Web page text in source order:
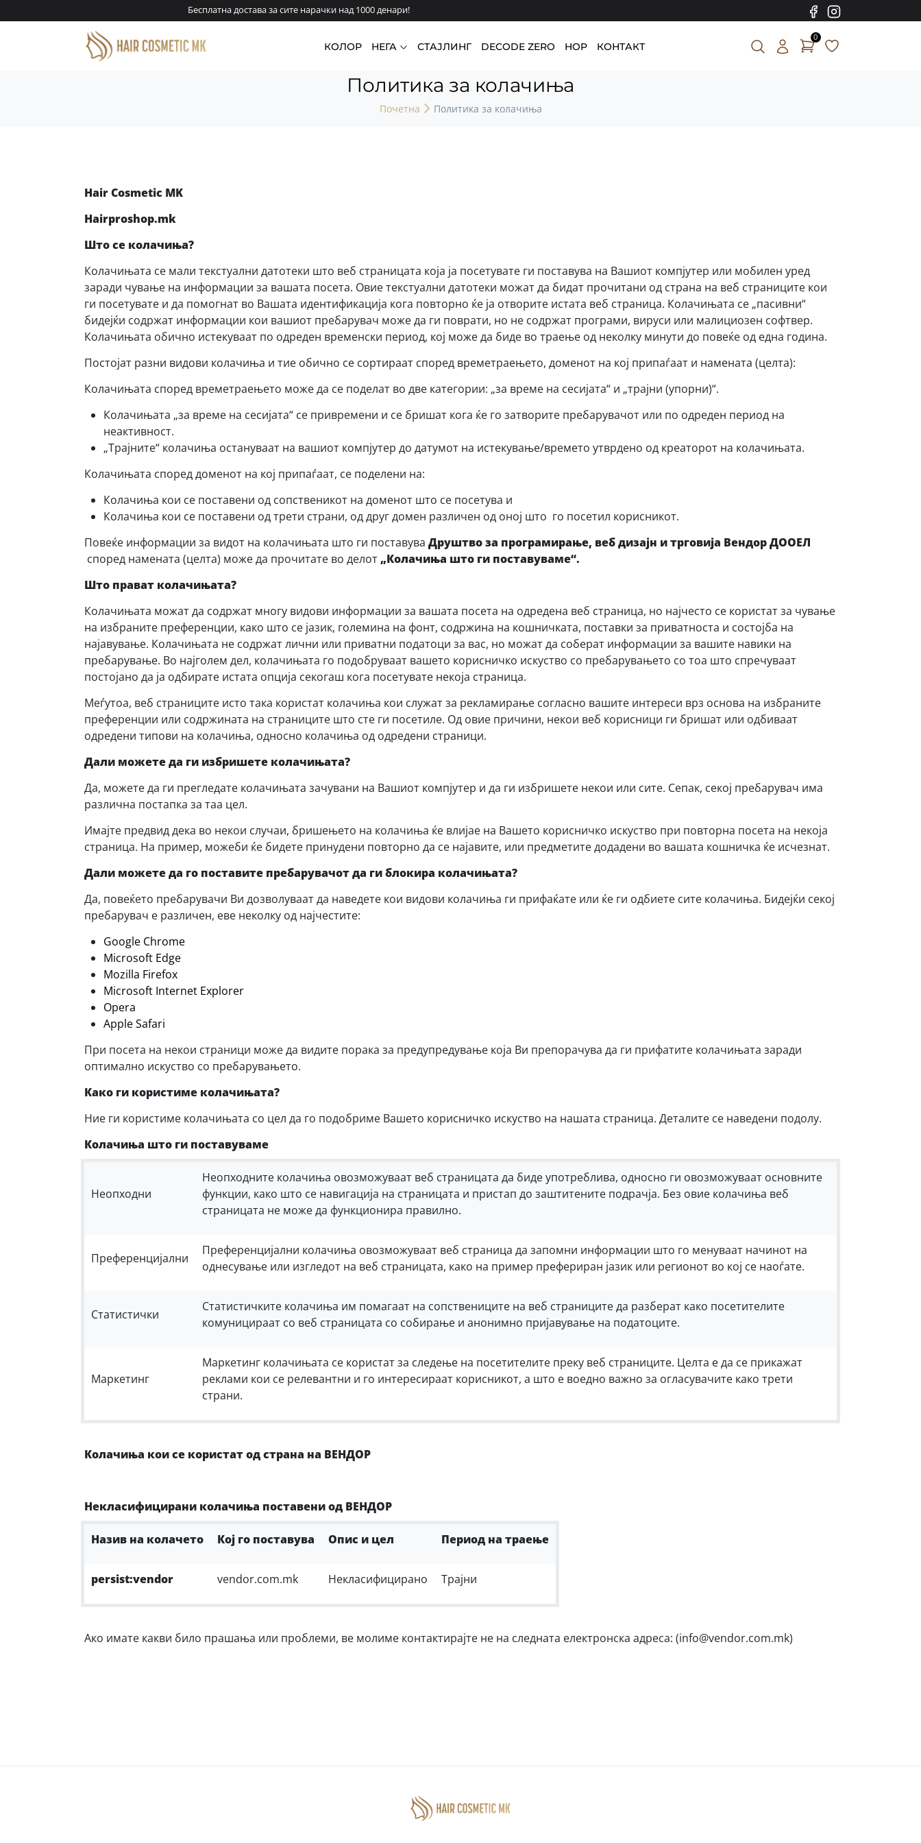
Бесплатна достава за сите нарачки над 1000 денари!
0
КОЛОР НЕГА СТАЈЛИНГ DECODE ZERO HOP КОНТАКТ
Политика за колачиња
Почетна Политика за колачиња
Hair Cosmetic MK
Hairproshop.mk
Што се колачиња?
Колачињата се мали текстуални датотеки што веб страницата која ја посетувате ги поставува на Вашиот компјутер или мобилен уред
заради чување на информации за вашата посета. Овие текстуални датотеки можат да бидат прочитани од страна на веб страниците кои
ги посетувате и да помогнат во Вашата идентификација кога повторно ќе ја отворите истата веб страница. Колачињата се „пасивни“
бидејќи содржат информации кои вашиот пребарувач може да ги поврати, но не содржат програми, вируси или малициозен софтвер.
Колачињата обично истекуваат по одреден временски период, кој може да биде во траење од неколку минути до повеќе од една година.
Постојат разни видови колачиња и тие обично се сортираат според времетраењето, доменот на кој припаѓаат и намената (целта):
Колачињата според времетраењето може да се поделат во две категории: „за време на сесијата“ и „трајни (упорни)“.
Колачињата „за време на сесијата“ се привремени и се бришат кога ќе го затворите пребарувачот или по одреден период на
неактивност.
„Трајните“ колачиња остануваат на вашиот компјутер до датумот на истекување/времето утврдено од креаторот на колачињата.
Колачињата според доменот на кој припаѓаат, се поделени на:
Колачиња кои се поставени од сопственикот на доменот што се посетува и
Колачиња кои се поставени од трети страни, од друг домен различен од оној што го посетил корисникот.
Повеќе информации за видот на колачињата што ги поставува Друштво за програмирање, веб дизајн и трговија Вендор ДООЕЛ
според намената (целта) може да прочитате во делот „Колачиња што ги поставуваме“.
Што прават колачињата?
Колачињата можат да содржат многу видови информации за вашата посета на одредена веб страница, но најчесто се користат за чување
на избраните преференции, како што се јазик, големина на фонт, содржина на кошничката, поставки за приватноста и состојба на
најавување. Колачињата не содржат лични или приватни податоци за вас, но можат да соберат информации за вашите навики на
пребарување. Во најголем дел, колачињата го подобруваат вашето корисничко искуство со пребарувањето со тоа што спречуваат
постојано да ја одбирате истата опција секогаш кога посетувате некоја страница.
Меѓутоа, веб страниците исто така користат колачиња кои служат за рекламирање согласно вашите интереси врз основа на избраните
преференции или содржината на страниците што сте ги посетиле. Од овие причини, некои веб корисници ги бришат или одбиваат
одредени типови на колачиња, односно колачиња од одредени страници.
Дали можете да ги избришете колачињата?
Да, можете да ги прегледате колачињата зачувани на Вашиот компјутер и да ги избришете некои или сите. Сепак, секој пребарувач има
различна постапка за таа цел.
Имајте предвид дека во некои случаи, бришењето на колачиња ќе влијае на Вашето корисничко искуство при повторна посета на некоја
страница. На пример, можеби ќе бидете принудени повторно да се најавите, или предметите додадени во вашата кошничка ќе исчезнат.
Дали можете да го поставите пребарувачот да ги блокира колачињата?
Да, повеќето пребарувачи Ви дозволуваат да наведете кои видови колачиња ги прифаќате или ќе ги одбиете сите колачиња. Бидејќи секој
пребарувач е различен, еве неколку од најчестите:
Google Chrome
Microsoft Edge
Mozilla Firefox
Microsoft Internet Explorer
Opera
Apple Safari
При посета на некои страници може да видите порака за предупредување која Ви препорачува да ги прифатите колачињата заради
оптимално искуство со пребарувањето.
Како ги користиме колачињата?
Ние ги користиме колачињата со цел да го подобриме Вашето корисничко искуство на нашата страница. Деталите се наведени подолу.
Колачиња што ги поставуваме
Неопходни
Неопходните колачиња овозможуваат веб страницата да биде употреблива, односно ги овозможуваат основните
функции, како што се навигација на страницата и пристап до заштитените подрачја. Без овие колачиња веб
страницата не може да функционира правилно.
Преференцијални
Преференцијални колачиња овозможуваат веб страница да запомни информации што го менуваат начинот на
однесување или изгледот на веб страницата, како на пример префериран јазик или регионот во кој се наоѓате.
Статистички
Статистичките колачиња им помагаат на сопствениците на веб страниците да разберат како посетителите
комуницираат со веб страницата со собирање и анонимно пријавување на податоците.
Маркетинг
Маркетинг колачињата се користат за следење на посетителите преку веб страниците. Целта е да се прикажат
реклами кои се релевантни и го интересираат корисникот, а што е воедно важно за огласувачите како трети
страни.
Колачиња кои се користат од страна на ВЕНДОР
Некласифицирани колачиња поставени од ВЕНДОР
Назив на колачето Кој го поставува Опис и цел Период на траење
persist:vendor vendor.com.mk Некласифицирано Трајни
Ако имате какви било прашања или проблеми, ве молиме контактирајте не на следната електронска адреса: (info@vendor.com.mk)